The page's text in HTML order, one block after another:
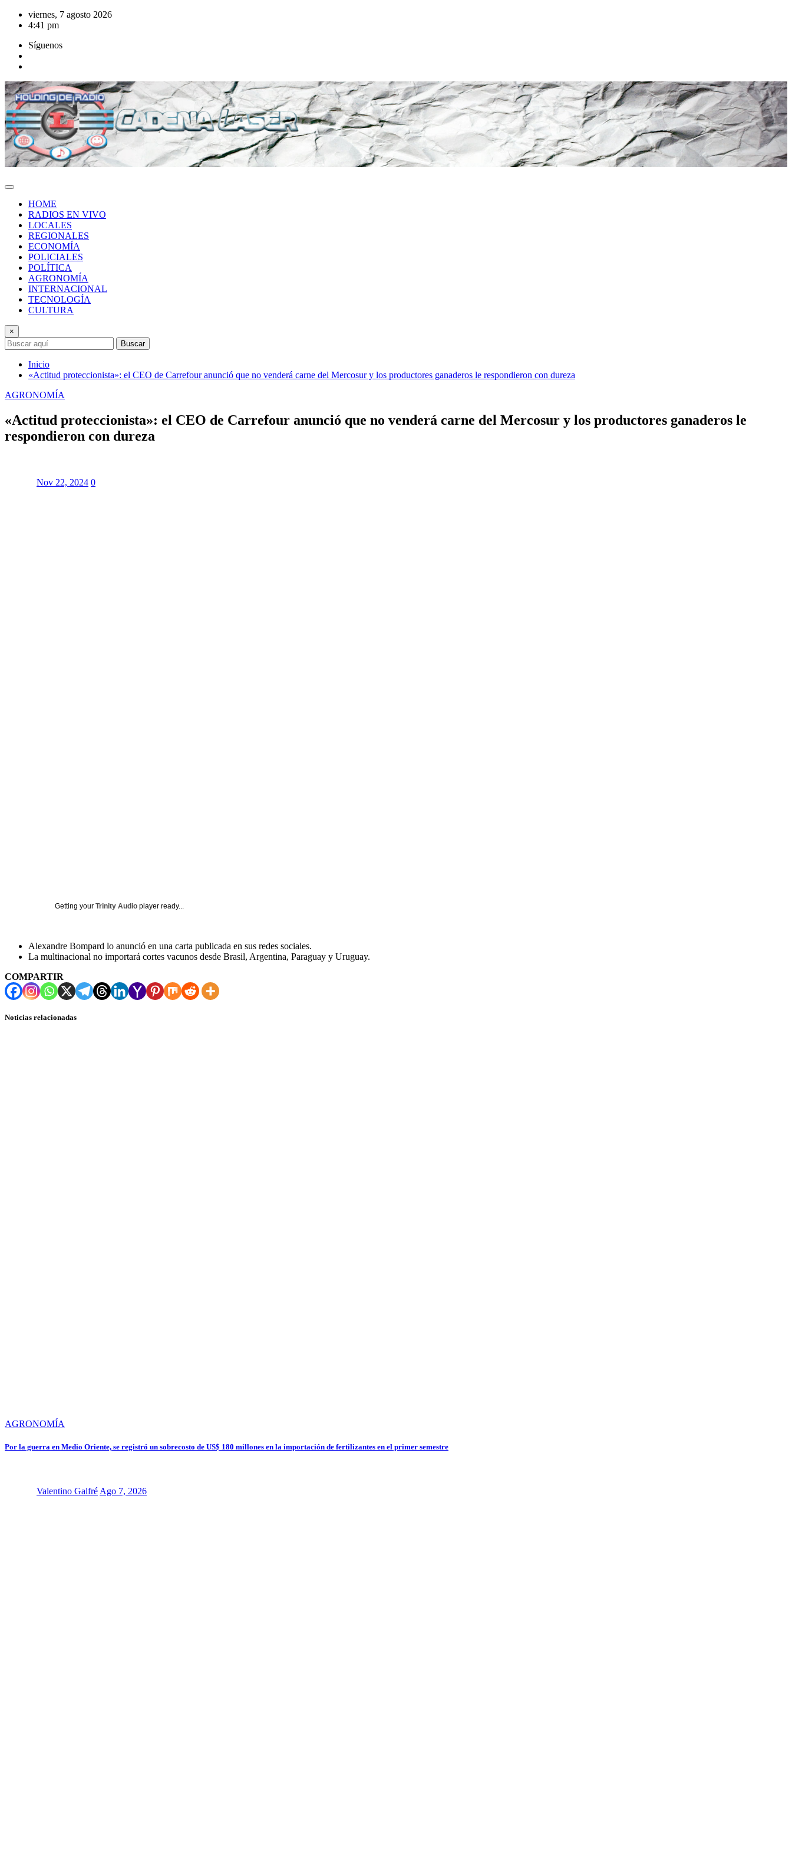
Saltar
viernes, 7 agosto 2026
4:41 pm
Síguenos
HOME
RADIOS EN VIVO
LOCALES
REGIONALES
ECONOMÍA
POLICIALES
POLÍTICA
AGRONOMÍA
INTERNACIONAL
TECNOLOGÍA
CULTURA
×
Buscar
Inicio
«Actitud proteccionista»: el CEO de Carrefour anunció que no venderá carne del Mercosur y los productores ganaderos le respondieron con dureza
AGRONOMÍA
«Actitud proteccionista»: el CEO de Carrefour anunció que no venderá carne del Mercosur y los productores ganaderos le
respondieron con dureza
Nov 22, 2024 0
Getting your Trinity Audio player ready...
Alexandre Bompard lo anunció en una carta publicada en sus redes sociales.
La multinacional no importará cortes vacunos desde Brasil, Argentina, Paraguay y Uruguay.
COMPARTIR
Noticias relacionadas
AGRONOMÍA
Por la guerra en Medio Oriente, se registró un sobrecosto de US$ 180 millones en la importación de fertilizantes en el primer semestre
Valentino GalfréAgo 7, 2026